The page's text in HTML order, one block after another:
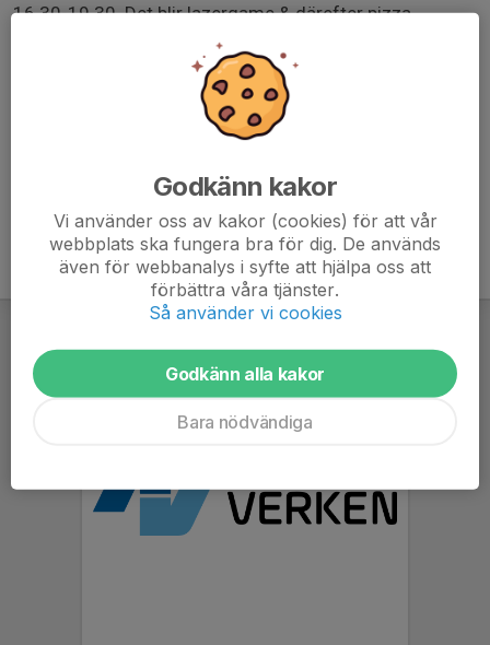
16.30-19.30. Det blir lazergame & därefter pizza.
Swisha 250 kr till Christer 0733-507000, märk med
dotterns namn, meddela även allergier.
Godkänn kakor
Vi använder oss av kakor (cookies) för att vår
webbplats ska fungera bra för dig. De används
även för webbanalys i syfte att hjälpa oss att
förbättra våra tjänster.
Så använder vi cookies
Godkänn alla kakor
Bara nödvändiga